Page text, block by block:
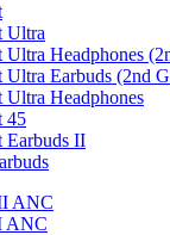
Ultra
Headphones
Earbuds (2nd
Headphones
45
Earbuds II
ANC
ANC